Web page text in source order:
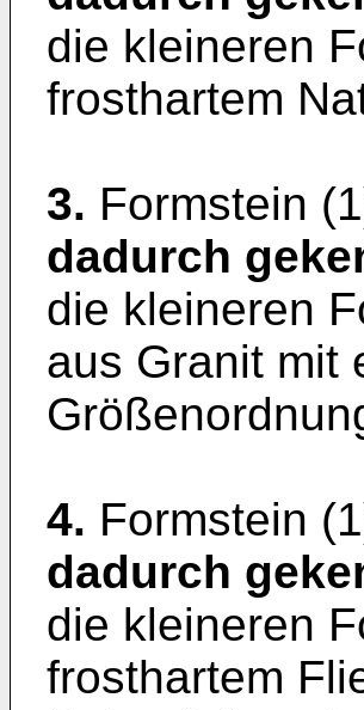
die kleineren
frosthartem
3. Formstein
dadurch
die kleineren
aus Granit mit
4. Formstein
dadurch
die kleineren
frosthartem